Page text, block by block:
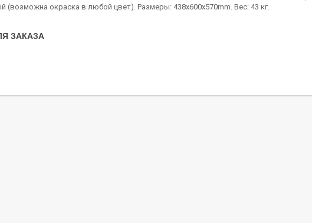
(возможна окраска в любой цвет). Размеры: 438x600x570mm. Вес: 43 кг.
ЗАКАЗА